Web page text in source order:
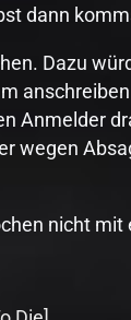
dann
Dazu
Anmelder
wegen
nicht